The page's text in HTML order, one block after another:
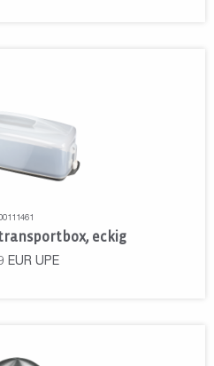
eckig
EUR UPE